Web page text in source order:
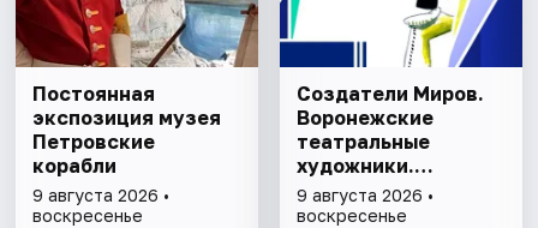
Постоянная
экспозиция музея
Петровские
корабли
9 августа 2026 •
воскресенье
Создатели Миров.
Воронежские
театральные
художники.
Выставка
9 августа 2026 •
воскресенье